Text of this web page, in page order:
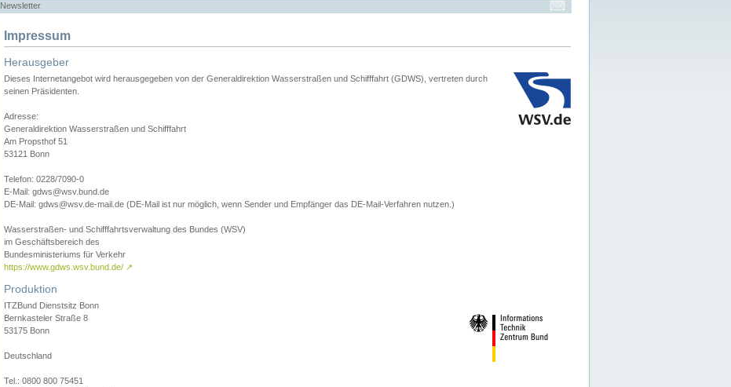
Newsletter
Impressum
Herausgeber
Dieses Internetangebot wird herausgegeben von der Generaldirektion Wasserstraßen und Schifffahrt (GDWS), vertreten durch
seinen Präsidenten.
Adresse:
Generaldirektion Wasserstraßen und Schifffahrt
Am Propsthof 51
53121 Bonn
Telefon: 0228/7090-0
E-Mail: gdws@wsv.bund.de
DE-Mail: gdws@wsv.de-mail.de (DE-Mail ist nur möglich, wenn Sender und Empfänger das DE-Mail-Verfahren nutzen.)
Wasserstraßen- und Schifffahrtsverwaltung des Bundes (WSV)
im Geschäftsbereich des
Bundesministeriums für Verkehr
https://www.gdws.wsv.bund.de/ ↗
Produktion
ITZBund Dienstsitz Bonn
Bernkasteler Straße 8
53175 Bonn
Deutschland
Tel.: 0800 800 75451